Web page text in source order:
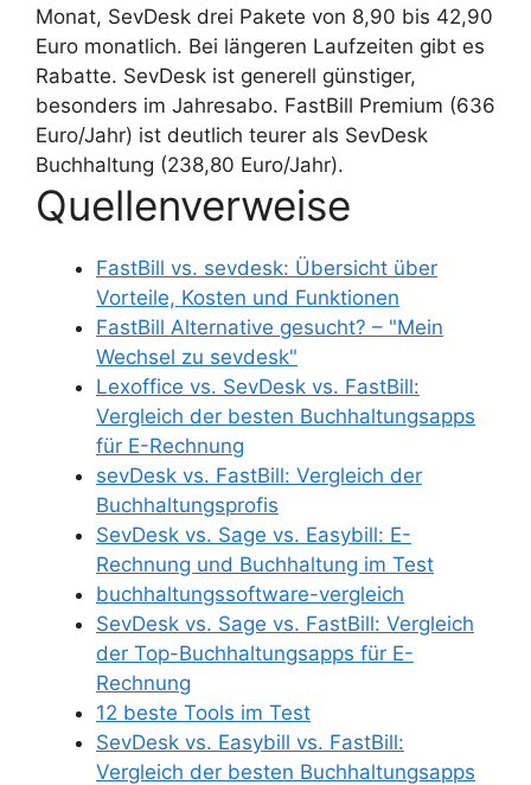
Monat, SevDesk drei Pakete von 8,90 bis 42,90
Euro monatlich. Bei längeren Laufzeiten gibt es
Rabatte. SevDesk ist generell günstiger,
besonders im Jahresabo. FastBill Premium (636
Euro/Jahr) ist deutlich teurer als SevDesk
Buchhaltung (238,80 Euro/Jahr).
Quellenverweise
FastBill vs. sevdesk: Übersicht über
Vorteile, Kosten und Funktionen
FastBill Alternative gesucht? – "Mein
Wechsel zu sevdesk"
Lexoffice vs. SevDesk vs. FastBill:
Vergleich der besten Buchhaltungsapps
für E-Rechnung
sevDesk vs. FastBill: Vergleich der
Buchhaltungsprofis
SevDesk vs. Sage vs. Easybill: E-
Rechnung und Buchhaltung im Test
buchhaltungssoftware-vergleich
SevDesk vs. Sage vs. FastBill: Vergleich
der Top-Buchhaltungsapps für E-
Rechnung
12 beste Tools im Test
SevDesk vs. Easybill vs. FastBill:
Vergleich der besten Buchhaltungsapps